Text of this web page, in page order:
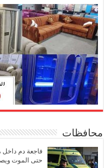
محافظات
فاجعة دم داخل
حتى الموت